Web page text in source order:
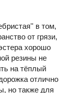
в том,
от грязи,
хорошо
резины не
на тёплый
отлично
но также для